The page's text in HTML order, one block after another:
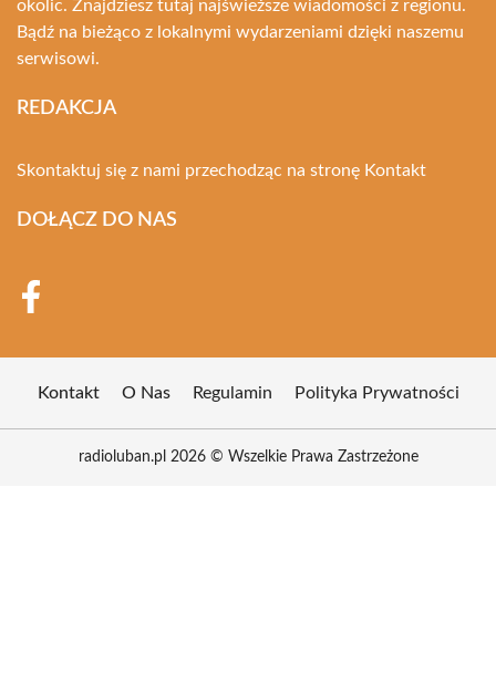
okolic. Znajdziesz tutaj najświeższe wiadomości z regionu.
Bądź na bieżąco z lokalnymi wydarzeniami dzięki naszemu
serwisowi.
REDAKCJA
Skontaktuj się z nami przechodząc na stronę Kontakt
DOŁĄCZ DO NAS
Kontakt O Nas Regulamin Polityka Prywatności
radioluban.pl 2026 © Wszelkie Prawa Zastrzeżone